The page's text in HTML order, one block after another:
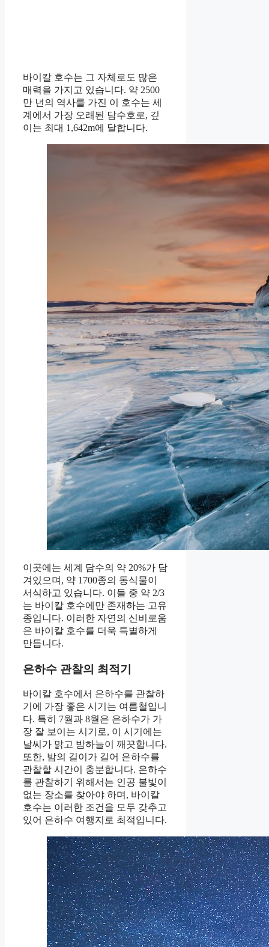
바이칼 호수는 그 자체로도 많은
매력을 가지고 있습니다. 약 2500
만 년의 역사를 가진 이 호수는 세
계에서 가장 오래된 담수호로, 깊
이는 최대 1,642m에 달합니다.
이곳에는 세계 담수의 약 20%가 담
겨있으며, 약 1700종의 동식물이
서식하고 있습니다. 이들 중 약 2/3
는 바이칼 호수에만 존재하는 고유
종입니다. 이러한 자연의 신비로움
은 바이칼 호수를 더욱 특별하게
만듭니다.
은하수 관찰의 최적기
바이칼 호수에서 은하수를 관찰하
기에 가장 좋은 시기는 여름철입니
다. 특히 7월과 8월은 은하수가 가
장 잘 보이는 시기로, 이 시기에는
날씨가 맑고 밤하늘이 깨끗합니다.
또한, 밤의 길이가 길어 은하수를
관찰할 시간이 충분합니다. 은하수
를 관찰하기 위해서는 인공 불빛이
없는 장소를 찾아야 하며, 바이칼
호수는 이러한 조건을 모두 갖추고
있어 은하수 여행지로 최적입니다.